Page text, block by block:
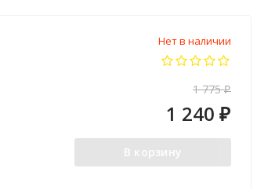
Нет в наличии
1 775₽
1 240 ₽
В корзину